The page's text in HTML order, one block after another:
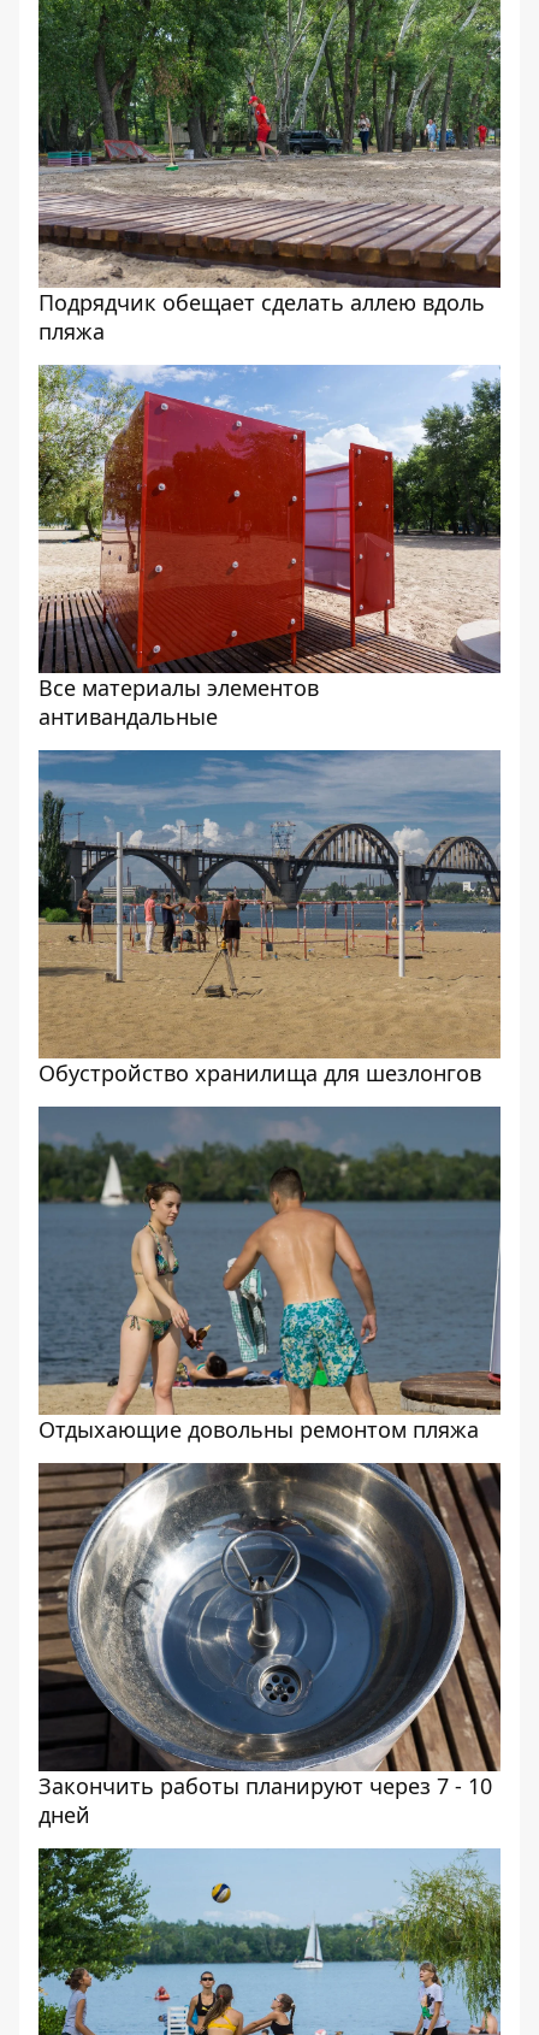
Подрядчик обещает сделать аллею вдоль
пляжа
Все материалы элементов
антивандальные
Обустройство хранилища для шезлонгов
Отдыхающие довольны ремонтом пляжа
Закончить работы планируют через 7 - 10
дней